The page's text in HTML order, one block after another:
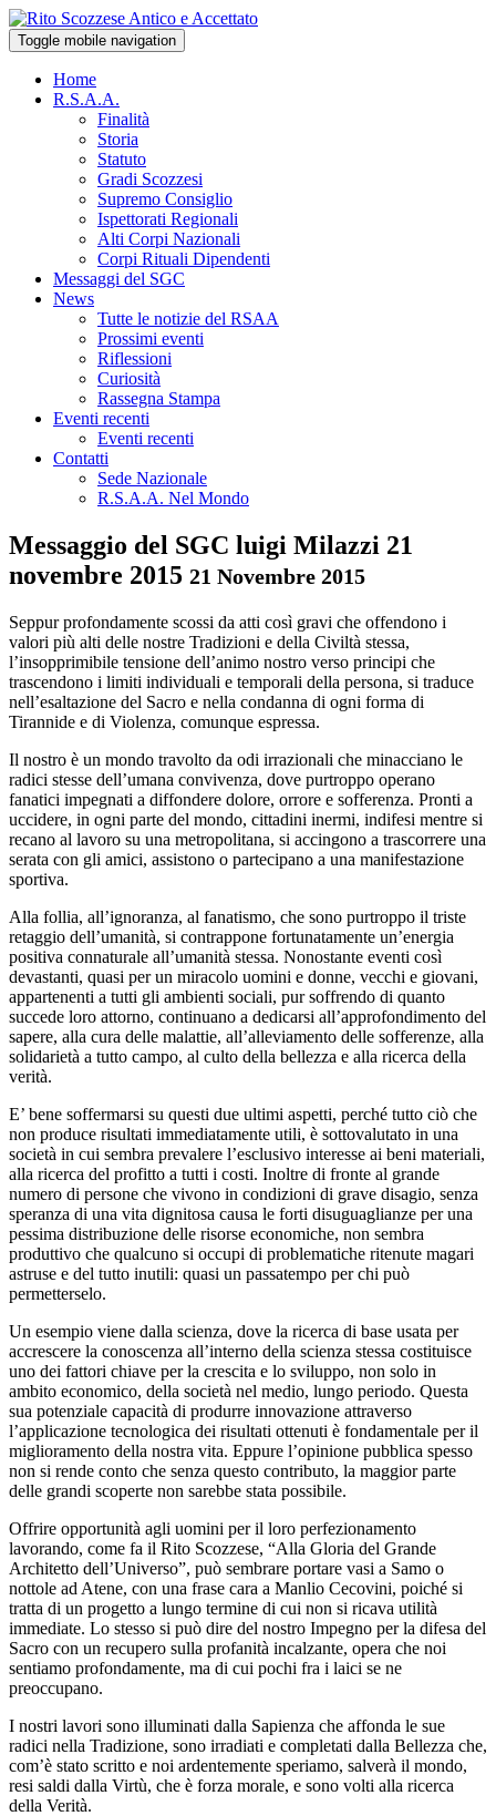
Toggle mobile navigation
Home
R.S.A.A.
Finalità
Storia
Statuto
Gradi Scozzesi
Supremo Consiglio
Ispettorati Regionali
Alti Corpi Nazionali
Corpi Rituali Dipendenti
Messaggi del SGC
News
Tutte le notizie del RSAA
Prossimi eventi
Riflessioni
Curiosità
Rassegna Stampa
Eventi recenti
Eventi recenti
Contatti
Sede Nazionale
R.S.A.A. Nel Mondo
Messaggio del SGC luigi Milazzi 21
novembre 2015 21 Novembre 2015
Seppur profondamente scossi da atti così gravi che offendono i
valori più alti delle nostre Tradizioni e della Civiltà stessa,
l’insopprimibile tensione dell’animo nostro verso principi che
trascendono i limiti individuali e temporali della persona, si traduce
nell’esaltazione del Sacro e nella condanna di ogni forma di
Tirannide e di Violenza, comunque espressa.
Il nostro è un mondo travolto da odi irrazionali che minacciano le
radici stesse dell’umana convivenza, dove purtroppo operano
fanatici impegnati a diffondere dolore, orrore e sofferenza. Pronti a
uccidere, in ogni parte del mondo, cittadini inermi, indifesi mentre si
recano al lavoro su una metropolitana, si accingono a trascorrere una
serata con gli amici, assistono o partecipano a una manifestazione
sportiva.
Alla follia, all’ignoranza, al fanatismo, che sono purtroppo il triste
retaggio dell’umanità, si contrappone fortunatamente un’energia
positiva connaturale all’umanità stessa. Nonostante eventi così
devastanti, quasi per un miracolo uomini e donne, vecchi e giovani,
appartenenti a tutti gli ambienti sociali, pur soffrendo di quanto
succede loro attorno, continuano a dedicarsi all’approfondimento del
sapere, alla cura delle malattie, all’alleviamento delle sofferenze, alla
solidarietà a tutto campo, al culto della bellezza e alla ricerca della
verità.
E’ bene soffermarsi su questi due ultimi aspetti, perché tutto ciò che
non produce risultati immediatamente utili, è sottovalutato in una
società in cui sembra prevalere l’esclusivo interesse ai beni materiali,
alla ricerca del profitto a tutti i costi. Inoltre di fronte al grande
numero di persone che vivono in condizioni di grave disagio, senza
speranza di una vita dignitosa causa le forti disuguaglianze per una
pessima distribuzione delle risorse economiche, non sembra
produttivo che qualcuno si occupi di problematiche ritenute magari
astruse e del tutto inutili: quasi un passatempo per chi può
permetterselo.
Un esempio viene dalla scienza, dove la ricerca di base usata per
accrescere la conoscenza all’interno della scienza stessa costituisce
uno dei fattori chiave per la crescita e lo sviluppo, non solo in
ambito economico, della società nel medio, lungo periodo. Questa
sua potenziale capacità di produrre innovazione attraverso
l’applicazione tecnologica dei risultati ottenuti è fondamentale per il
miglioramento della nostra vita. Eppure l’opinione pubblica spesso
non si rende conto che senza questo contributo, la maggior parte
delle grandi scoperte non sarebbe stata possibile.
Offrire opportunità agli uomini per il loro perfezionamento
lavorando, come fa il Rito Scozzese, “Alla Gloria del Grande
Architetto dell’Universo”, può sembrare portare vasi a Samo o
nottole ad Atene, con una frase cara a Manlio Cecovini, poiché si
tratta di un progetto a lungo termine di cui non si ricava utilità
immediate. Lo stesso si può dire del nostro Impegno per la difesa del
Sacro con un recupero sulla profanità incalzante, opera che noi
sentiamo profondamente, ma di cui pochi fra i laici se ne
preoccupano.
I nostri lavori sono illuminati dalla Sapienza che affonda le sue
radici nella Tradizione, sono irradiati e completati dalla Bellezza che,
com’è stato scritto e noi ardentemente speriamo, salverà il mondo,
resi saldi dalla Virtù, che è forza morale, e sono volti alla ricerca
della Verità.